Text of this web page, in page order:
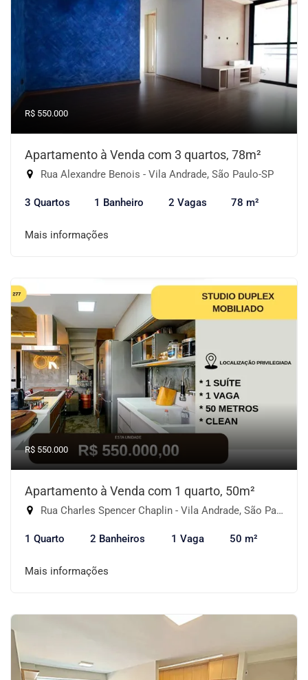
R$ 550.000
Apartamento à Venda com 3 quartos, 78m²
Rua Alexandre Benois - Vila Andrade, São Paulo-SP
3 Quartos 1 Banheiro 2 Vagas 78 m²
Mais informações
R$ 550.000
Apartamento à Venda com 1 quarto, 50m²
Rua Charles Spencer Chaplin - Vila Andrade, São Paulo-SP
1 Quarto 2 Banheiros 1 Vaga 50 m²
Mais informações